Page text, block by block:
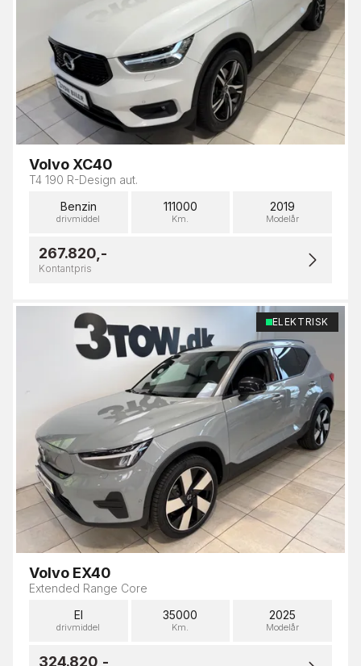
Volvo XC40
T4 190 R-Design aut.
Benzin
drivmiddel
111000
Km.
2019
Modelår
267.820,-
Kontantpris
ELEKTRISK
Volvo EX40
Extended Range Core
El
drivmiddel
35000
Km.
2025
Modelår
324.820,-